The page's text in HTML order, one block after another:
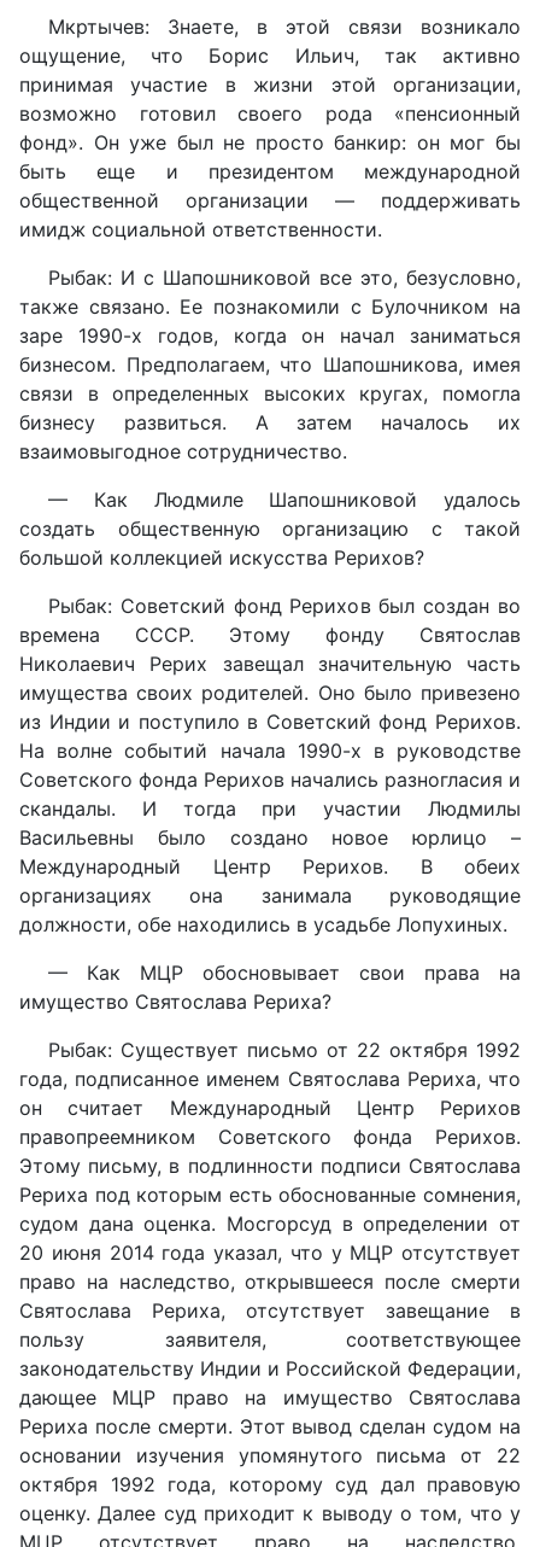
Мкртычев: Знаете, в этой связи возникало
ощущение, что Борис Ильич, так активно
принимая участие в жизни этой организации,
возможно готовил своего рода «пенсионный
фонд». Он уже был не просто банкир: он мог бы
быть еще и президентом международной
общественной организации — поддерживать
имидж социальной ответственности.
Рыбак: И с Шапошниковой все это, безусловно,
также связано. Ее познакомили с Булочником на
заре 1990-х годов, когда он начал заниматься
бизнесом. Предполагаем, что Шапошникова, имея
связи в определенных высоких кругах, помогла
бизнесу развиться. А затем началось их
взаимовыгодное сотрудничество.
— Как Людмиле Шапошниковой удалось
создать общественную организацию с такой
большой коллекцией искусства Рерихов?
Рыбак: Советский фонд Рерихов был создан во
времена СССР. Этому фонду Святослав
Николаевич Рерих завещал значительную часть
имущества своих родителей. Оно было привезено
из Индии и поступило в Советский фонд Рерихов.
На волне событий начала 1990-х в руководстве
Советского фонда Рерихов начались разногласия и
скандалы. И тогда при участии Людмилы
Васильевны было создано новое юрлицо –
Международный Центр Рерихов. В обеих
организациях она занимала руководящие
должности, обе находились в усадьбе Лопухиных.
— Как МЦР обосновывает свои права на
имущество Святослава Рериха?
Рыбак: Существует письмо от 22 октября 1992
года, подписанное именем Святослава Рериха, что
он считает Международный Центр Рерихов
правопреемником Советского фонда Рерихов.
Этому письму, в подлинности подписи Святослава
Рериха под которым есть обоснованные сомнения,
судом дана оценка. Мосгорсуд в определении от
20 июня 2014 года указал, что у МЦР отсутствует
право на наследство, открывшееся после смерти
Святослава Рериха, отсутствует завещание в
пользу заявителя, соответствующее
законодательству Индии и Российской Федерации,
дающее МЦР право на имущество Святослава
Рериха после смерти. Этот вывод сделан судом на
основании изучения упомянутого письма от 22
октября 1992 года, которому суд дал правовую
оценку. Далее суд приходит к выводу о том, что у
МЦР отсутствует право на наследство,